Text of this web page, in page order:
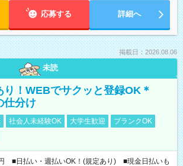
応募する 詳細へ
掲載日：2026.08.06
未読
り！WEBでサクッと登録OK＊
仕分け
社会人未経験OK 大学生歓迎
ブランクOK
■日払い・週払いOK！(規定あり) ■現金日払いも